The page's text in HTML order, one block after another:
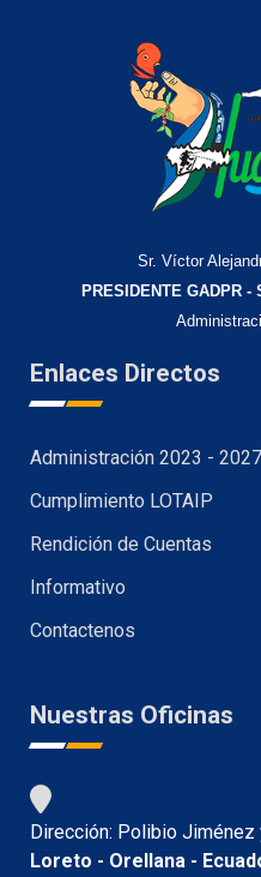
Sr. Víctor
PRESIDENTE GADPR
Enlaces Directos
Administración 2023 - 2027
Cumplimiento LOTAIP
Rendición de Cuentas
Informativo
Contactenos
Nuestras Oficinas
Dirección: Polibio Jiménez
Loreto - Orellana -